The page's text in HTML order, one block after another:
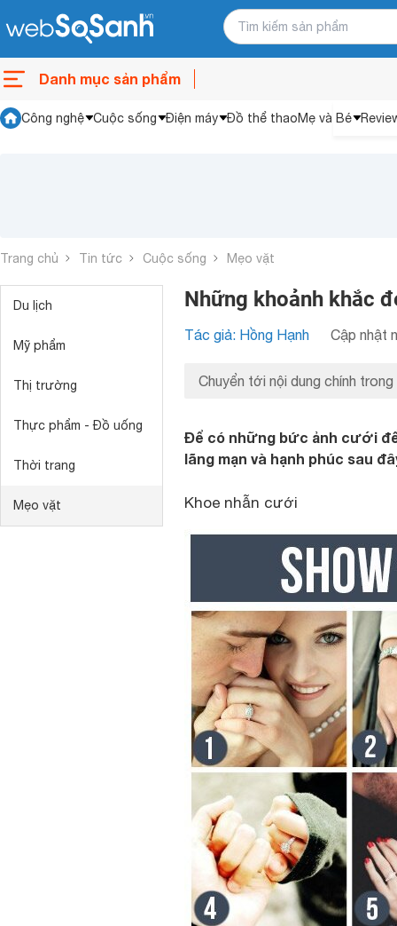
Danh mục sản phẩm
Công nghệ Cuộc sống Điện máy Đồ thể thaoMẹ và Bé
Trang chủ Tin tức Cuộc sống Mẹo vặt
Du lịch
Mỹ phẩm
Thị trường
Thực phẩm - Đồ uống
Thời trang
Mẹo vặt
Những khoảnh khắc
Tác giả: Hồng Hạnh Cập nhật
Chuyển tới nội dung chính trong
Để có những bức ảnh cưới
lãng mạn và hạnh phúc sau
Khoe nhẫn cưới